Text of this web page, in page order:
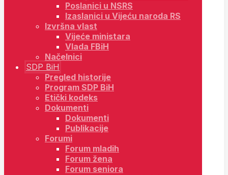
Poslanici u NSRS
Izaslanici u Vijeću naroda RS
Izvršna vlast
Vijeće ministara
Vlada FBiH
Načelnici
SDP BiH
Pregled historije
Program SDP BiH
Etički kodeks
Dokumenti
Dokumenti
Publikacije
Forumi
Forum mladih
Forum žena
Forum seniora